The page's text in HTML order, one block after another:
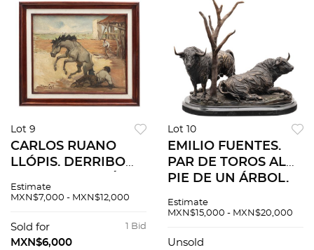
Lot 9
CARLOS RUANO
LLÓPIS. DERRIBO
sobre tela. Firmado
x 47 cm.
Estimate
MXN$7,000 - MXN$12,000
1 Bid
Sold for
MXN$6,000
Lot 10
EMILIO FUENTES.
PAR DE TOROS AL
PIE DE UN ÁRBOL.
patinado con base
y seriada: "Fuentes,
Estimate
MXN$15,000 - MXN$20,000
Unsold